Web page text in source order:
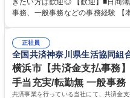
メンバーの業務サポート 【将来的
想定です。 募集職種 未経験歓迎【経理/みなとみらい】プライム上場/残業
ほぼなし/年休123日
きたい方は歓迎◎ 【歓迎】■日商
事務、一般事務などの事務経験 【本ポジションについて】 本ポジション
当し、3～5年をかけて月次決算・
テップアップできます。また、残
未満のため、無理なく経理として
歴・資格 学歴：大学院 大学 高専
簿記検定1級 日商簿記検定2級
正社員
全国共済神奈川県生活協同組
横浜市【共済金支払事務
手当充実/転勤無 一般事務
共済事業を行っている当社にて、共済金